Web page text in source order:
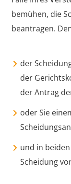
bemühen, die
beantragen.
der
der
der Antrag
oder Sie
und in
Scheidung